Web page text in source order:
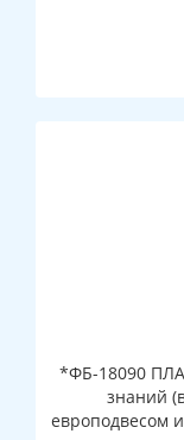
*ФБ-18090
знаний
европодвесом